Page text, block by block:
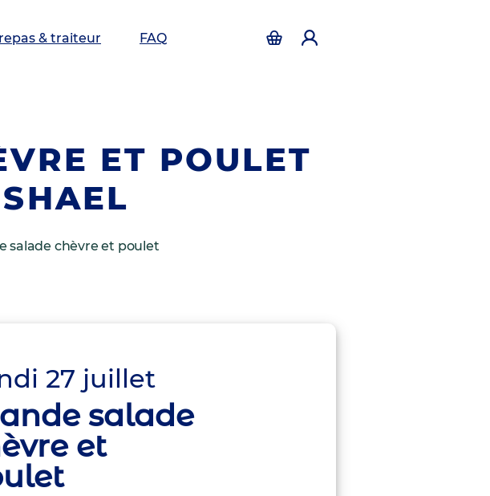
& traiteur FAQ
ET POULET
salade chèvre et poulet
27 juillet
salade
et